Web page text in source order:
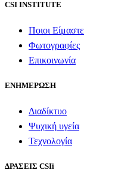
CSI INSTITUTE
Ποιοι Είμαστε
Φωτογραφίες
Επικοινωνία
ΕΝΗΜΕΡΩΣΗ
Διαδίκτυο
Ψυχική υγεία
Τεχνολογία
ΔΡΑΣΕΙΣ CSIi